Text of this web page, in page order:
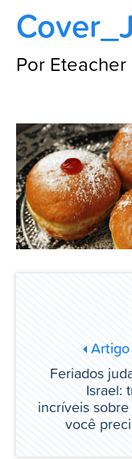
Por Eteacher
Feriados
Israel:
incríveis
você